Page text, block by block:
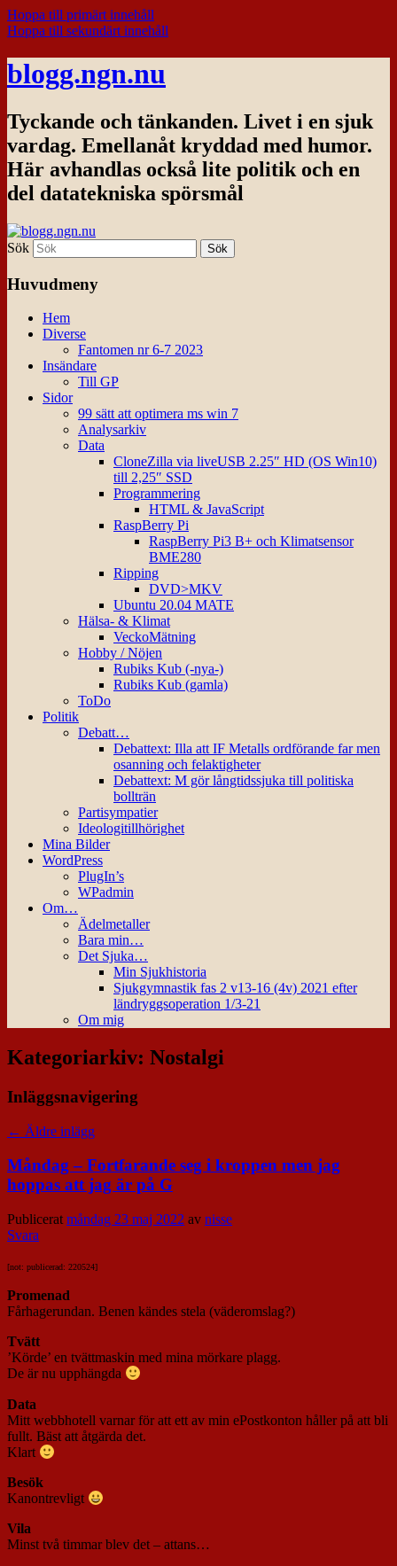
Hoppa till primärt innehåll
Hoppa till sekundärt innehåll
blogg.ngn.nu
Tyckande och tänkanden. Livet i en sjuk
vardag. Emellanåt kryddad med humor.
Här avhandlas också lite politik och en
del datatekniska spörsmål
Sök
Huvudmeny
Hem
Diverse
Fantomen nr 6-7 2023
Insändare
Till GP
Sidor
99 sätt att optimera ms win 7
Analysarkiv
Data
CloneZilla via liveUSB 2.25″ HD (OS Win10)
till 2,25″ SSD
Programmering
HTML & JavaScript
RaspBerry Pi
RaspBerry Pi3 B+ och Klimatsensor
BME280
Ripping
DVD>MKV
Ubuntu 20.04 MATE
Hälsa- & Klimat
VeckoMätning
Hobby / Nöjen
Rubiks Kub (-nya-)
Rubiks Kub (gamla)
ToDo
Politik
Debatt…
Debattext: Illa att IF Metalls ordförande far men
osanning och felaktigheter
Debattext: M gör långtidssjuka till politiska
bollträn
Partisympatier
Ideologitillhörighet
Mina Bilder
WordPress
PlugIn’s
WPadmin
Om…
Ädelmetaller
Bara min…
Det Sjuka…
Min Sjukhistoria
Sjukgymnastik fas 2 v13-16 (4v) 2021 efter
ländryggsoperation 1/3-21
Om mig
Kategoriarkiv: Nostalgi
Inläggsnavigering
← Äldre inlägg
Måndag – Fortfarande seg i kroppen men jag
hoppas att jag är på G
Publicerat måndag 23 maj 2022 av nisse
Svara
[not: publicerad: 220524]
Promenad
Fårhagerundan. Benen kändes stela (väderomslag?)
Tvätt
’Körde’ en tvättmaskin med mina mörkare plagg.
De är nu upphängda
Data
Mitt webbhotell varnar för att ett av min ePostkonton håller på att bli
fullt. Bäst att åtgärda det.
Klart
Besök
Kanontrevligt
Vila
Minst två timmar blev det – attans…